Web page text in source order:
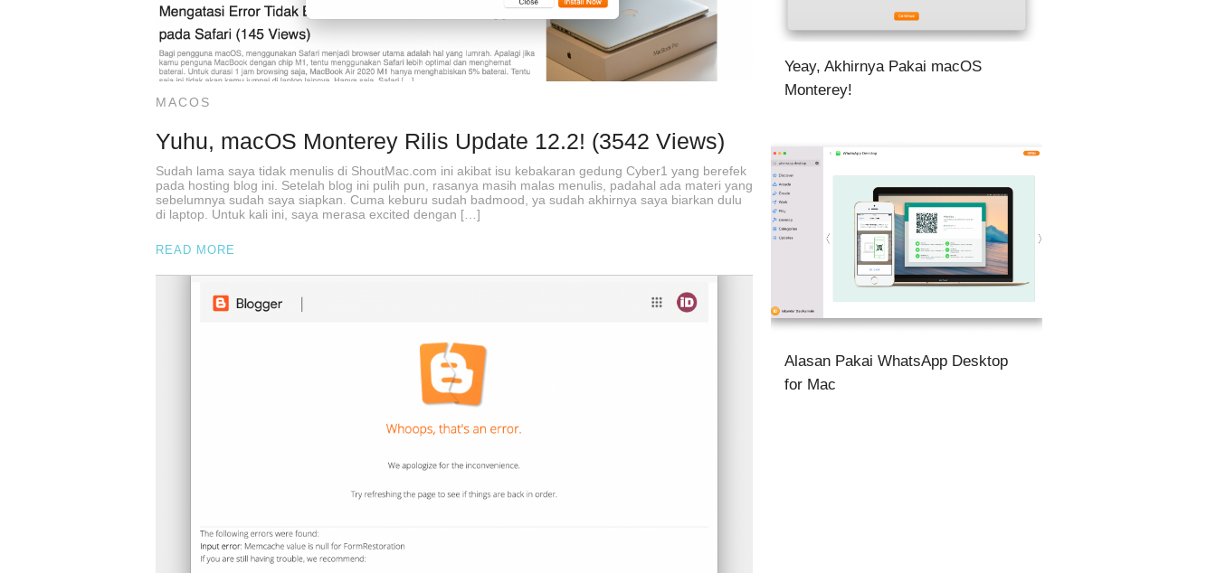
MACOS
Yuhu, macOS Monterey Rilis Update 12.2! (3542 Views)
Sudah lama saya tidak menulis di ShoutMac.com ini akibat isu kebakaran gedung Cyber1 yang berefek
pada hosting blog ini. Setelah blog ini pulih pun, rasanya masih malas menulis, padahal ada materi yang
sebelumnya sudah saya siapkan. Cuma keburu sudah badmood, ya sudah akhirnya saya biarkan dulu
di laptop. Untuk kali ini, saya merasa excited dengan […]
READ MORE
Yeay, Akhirnya Pakai macOS
Monterey!
Alasan Pakai WhatsApp Desktop
for Mac